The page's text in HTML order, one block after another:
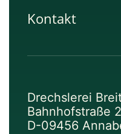
Kontakt
Drechslerei
Bahnhofstraße
D-09456